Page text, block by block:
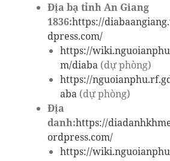
Địa bạ tỉnh An Giang
1836:https://
dpress.com/
https://
m/diaba (dự phòng)
https://
aba (dự phòng)
Địa
danh:https://
ordpress.com/
https://